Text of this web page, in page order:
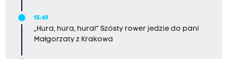
15:49
„Hura, hura, hura!” Szósty rower jedzie do pani
Małgorzaty z Krakowa